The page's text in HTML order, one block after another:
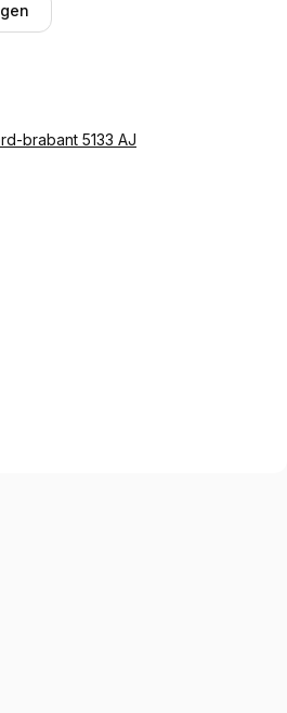
enthousiast weet te maken.
brabant 5133 AJ